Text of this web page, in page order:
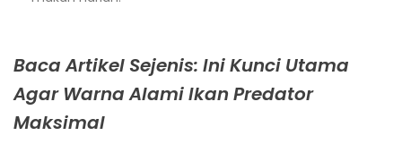
Baca Artikel Sejenis: Ini Kunci Utama
Agar Warna Alami Ikan Predator
Maksimal